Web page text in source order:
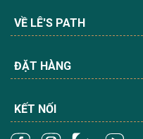
VỀ LÊ'S PATH
ĐẶT HÀNG
KẾT NỐI